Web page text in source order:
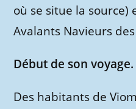
où se situe la source)
Avalants Navieurs
Début de son voyage.
Des habitants de